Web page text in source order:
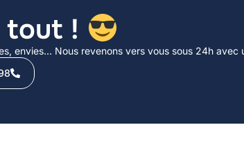
tout !
envies… Nous revenons vers vous sous 24h avec